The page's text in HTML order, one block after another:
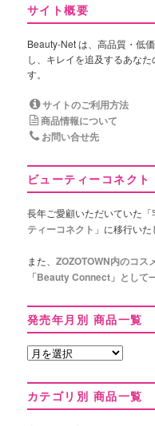
サイト概要
Beauty-Net は、高品質・低
し、キレイを追及するあな
す。
サイトのご利用方法
商品情報について
お問い合せ先
ビューティーコネクト
長年ご愛顧いただいていた
ティーコネクト 」に移行いた
また、ZOZOTOWN内のコス
「Beauty Connect」として
発売年月別 商品一覧
発
年
月
別
カテゴリ別 商品一覧